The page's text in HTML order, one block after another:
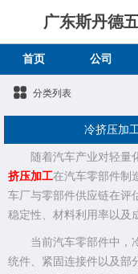
广东斯丹德
首页 公司
分类列表
冷挤压加
随着汽车产业对轻量
挤压加工在汽车零部件制
车厂与零部件供应链在评
稳定性、材料利用率以及
当前汽车零部件中，
统件、紧固连接件以及部